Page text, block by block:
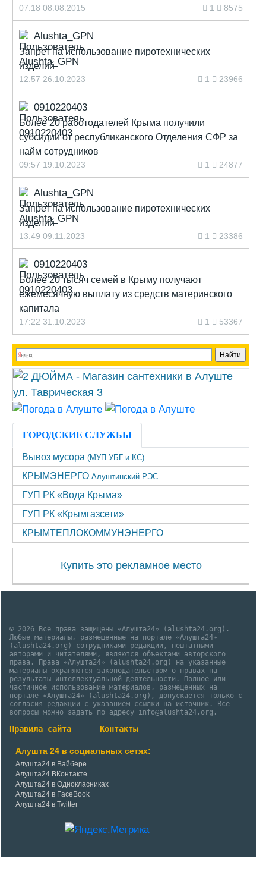
07:18 08.08.2015 1 8575
Alushta_GPN
Запрет на использование пиротехнических
изделий
12:57 26.10.2023 1 23966
0910220403
Более 20 работодателей Крыма получили
субсидии от республиканского Отделения СФР за
найм сотрудников
09:57 19.10.2023 1 24877
Alushta_GPN
Запрет на использование пиротехнических
изделий
13:49 09.11.2023 1 23386
0910220403
Более 20 тысяч семей в Крыму получают
ежемесячную выплату из средств материнского
капитала
17:22 31.10.2023 1 53367
ГОРОДСКИЕ СЛУЖБЫ
Вывоз мусора (МУП УБГ и КС)
КРЫМЭНЕРГО Алуштинский РЭС
ГУП РК «Вода Крыма»
ГУП РК «Крымгазсети»
КРЫМТЕПЛОКОММУНЭНЕРГО
Купить это рекламное место
© 2026 Все права защищены «Алушта24» (alushta24.org).
Любые материалы, размещенные на портале «Алушта24»
(alushta24.org) сотрудниками редакции, нештатными
авторами и читателями, являются объектами авторского
права. Права «Алушта24» (alushta24.org) на указанные
материалы охраняются законодательством о правах на
результаты интеллектуальной деятельности. Полное или
частичное использование материалов, размещенных на
портале «Алушта24» (alushta24.org), допускается только с
согласия редакции с указанием ссылки на источник. Все
вопросы можно задать по адресу info@alushta24.org.
Правила сайта Контакты
Алушта 24 в социальных сетях:
Алушта24 в Вайбере
Алушта24 ВКонтакте
Алушта24 в Однокласниках
Алушта24 в FaceBook
Алушта24 в Twitter